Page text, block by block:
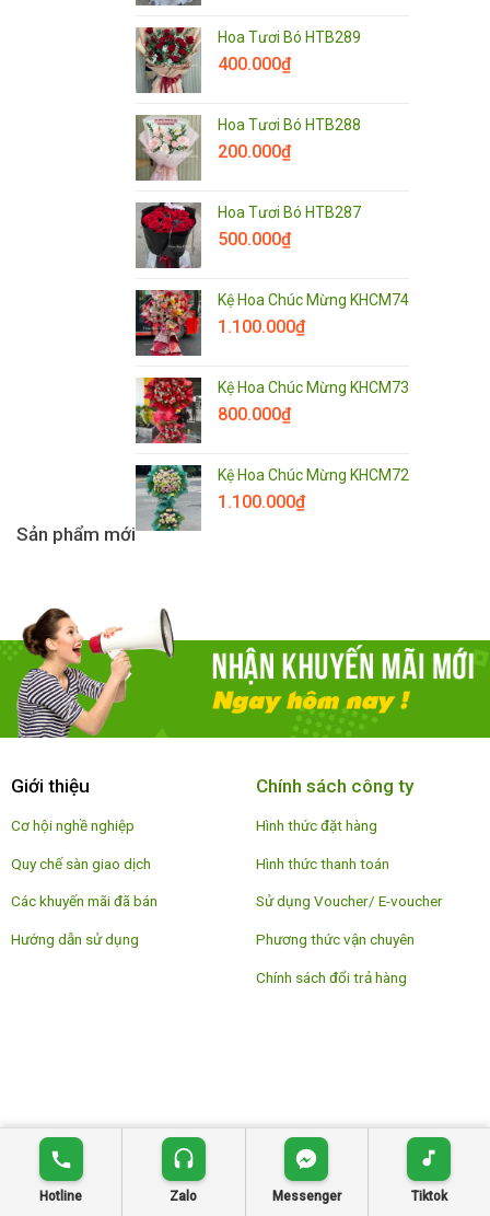
Sản phẩm mới
Hoa Tươi Bó HTB289
400.000₫
Hoa Tươi Bó HTB288
200.000₫
Hoa Tươi Bó HTB287
500.000₫
Kệ Hoa Chúc Mừng KHCM74
1.100.000₫
Kệ Hoa Chúc Mừng KHCM73
800.000₫
Kệ Hoa Chúc Mừng KHCM72
1.100.000₫
Giới thiệu
Cơ hội nghề nghiệp
Quy chế sàn giao dịch
Các khuyến mãi đã bán
Hướng dẫn sử dụng
Chính sách công ty
Hình thức đặt hàng
Hình thức thanh toán
Sử dụng Voucher/ E-voucher
Phương thức vận chuyên
Chính sách đổi trả hàng
Hotline Zalo Messenger Tiktok